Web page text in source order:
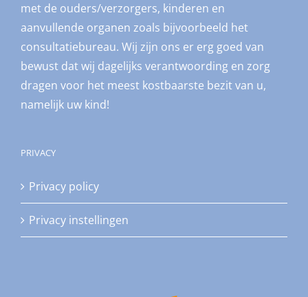
met de ouders/verzorgers, kinderen en
aanvullende organen zoals bijvoorbeeld het
consultatiebureau. Wij zijn ons er erg goed van
bewust dat wij dagelijks verantwoording en zorg
dragen voor het meest kostbaarste bezit van u,
namelijk uw kind!
PRIVACY
Privacy policy
Privacy instellingen